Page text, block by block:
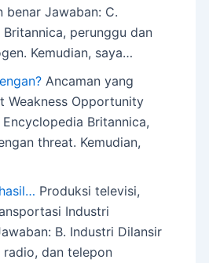
benar Jawaban: C.
perunggu dan
Kemudian, saya…
Ancaman yang
Weakness Opportunity
Britannica,
threat. Kemudian,
Produksi televisi,
Industri
B. Industri Dilansir
dan telepon